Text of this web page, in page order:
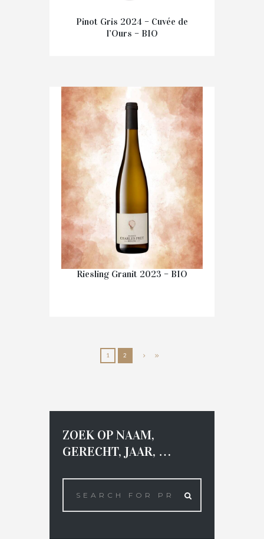
Pinot Gris 2024 – Cuvée de
l’Ours – BIO
IN WINKELMAND
Riesling Granit 2023 – BIO
1 2
ZOEK OP NAAM,
GERECHT, JAAR, …